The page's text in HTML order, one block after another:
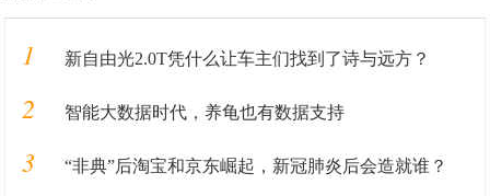
1 新自由光2.0T凭什么让车主们找到了诗与远方？
2 智能大数据时代，养龟也有数据支持
3 “非典”后淘宝和京东崛起，新冠肺炎后会造就谁？